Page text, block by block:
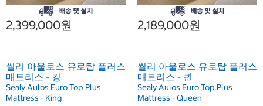
2,399,000원
씰리 아울로스 유로탑 플러스
매트리스 - 킹
Sealy Aulos Euro Top Plus
Mattress - King
2,189,000원
씰리 아울로스 유로탑 플러스
매트리스 - 퀸
Sealy Aulos Euro Top Plus
Mattress - Queen